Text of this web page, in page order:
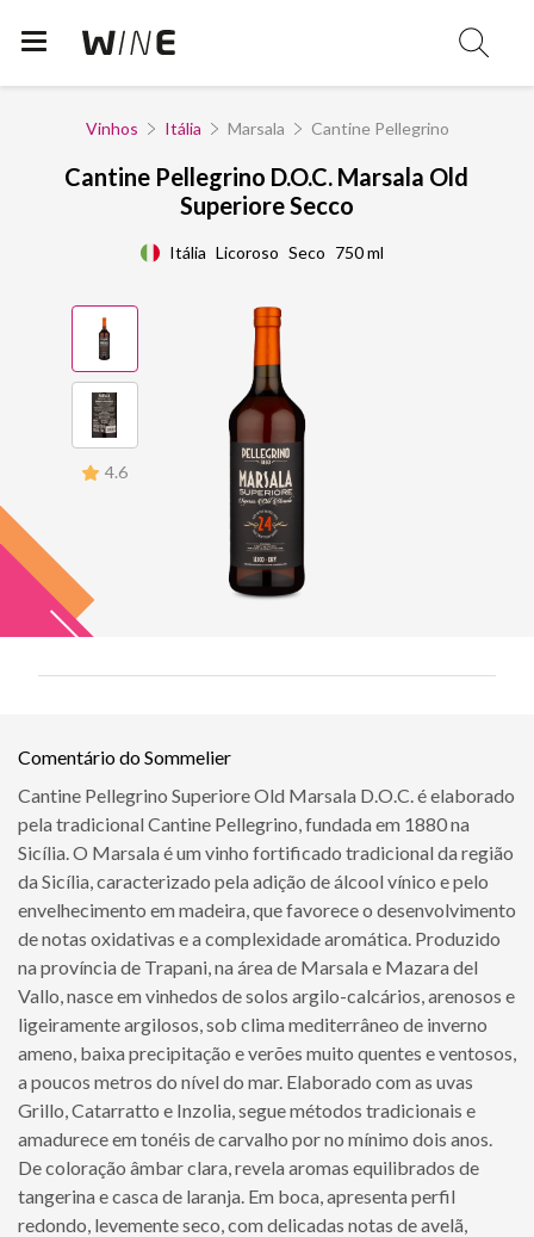
Vinhos Itália Marsala Cantine Pellegrino
Cantine Pellegrino D.O.C. Marsala Old
Superiore Secco
Itália Licoroso Seco 750 ml
4.6
Comentário do Sommelier
Cantine Pellegrino Superiore Old Marsala D.O.C. é elaborado
pela tradicional Cantine Pellegrino, fundada em 1880 na
Sicília. O Marsala é um vinho fortificado tradicional da região
da Sicília, caracterizado pela adição de álcool vínico e pelo
envelhecimento em madeira, que favorece o desenvolvimento
de notas oxidativas e a complexidade aromática. Produzido
na província de Trapani, na área de Marsala e Mazara del
Vallo, nasce em vinhedos de solos argilo-calcários, arenosos e
ligeiramente argilosos, sob clima mediterrâneo de inverno
ameno, baixa precipitação e verões muito quentes e ventosos,
a poucos metros do nível do mar. Elaborado com as uvas
Grillo, Catarratto e Inzolia, segue métodos tradicionais e
amadurece em tonéis de carvalho por no mínimo dois anos.
De coloração âmbar clara, revela aromas equilibrados de
tangerina e casca de laranja. Em boca, apresenta perfil
redondo, levemente seco, com delicadas notas de avelã,